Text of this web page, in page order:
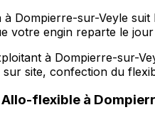
Dompierre-sur-Veyle
votre engin reparte le jour
à Dompierre-sur-
site, confection du
Allo-flexible à